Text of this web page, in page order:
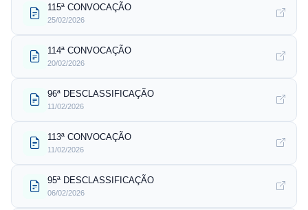
115ª CONVOCAÇÃO
25/02/2026
114ª CONVOCAÇÃO
20/02/2026
96ª DESCLASSIFICAÇÃO
11/02/2026
113ª CONVOCAÇÃO
11/02/2026
95ª DESCLASSIFICAÇÃO
06/02/2026